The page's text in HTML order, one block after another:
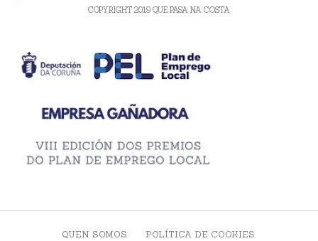
COPYRIGHT 2019 QUE PASA NA COSTA
QUEN SOMOS
POLÍTICA DE COOKIES